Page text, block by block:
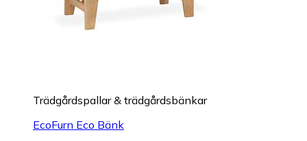
Trädgårdspallar & trädgårdsbänkar
EcoFurn Eco Bänk